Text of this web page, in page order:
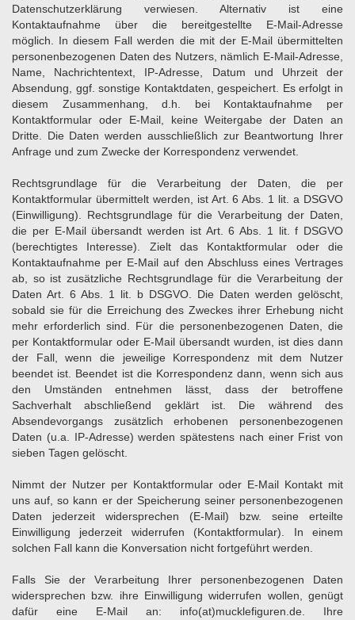
Datenschutzerklärung verwiesen. Alternativ ist eine
Kontaktaufnahme über die bereitgestellte E-Mail-Adresse
möglich. In diesem Fall werden die mit der E-Mail übermittelten
personenbezogenen Daten des Nutzers, nämlich E-Mail-Adresse,
Name, Nachrichtentext, IP-Adresse, Datum und Uhrzeit der
Absendung, ggf. sonstige Kontaktdaten, gespeichert. Es erfolgt in
diesem Zusammenhang, d.h. bei Kontaktaufnahme per
Kontaktformular oder E-Mail, keine Weitergabe der Daten an
Dritte. Die Daten werden ausschließlich zur Beantwortung Ihrer
Anfrage und zum Zwecke der Korrespondenz verwendet.
Rechtsgrundlage für die Verarbeitung der Daten, die per
Kontaktformular übermittelt werden, ist Art. 6 Abs. 1 lit. a DSGVO
(Einwilligung). Rechtsgrundlage für die Verarbeitung der Daten,
die per E-Mail übersandt werden ist Art. 6 Abs. 1 lit. f DSGVO
(berechtigtes Interesse). Zielt das Kontaktformular oder die
Kontaktaufnahme per E-Mail auf den Abschluss eines Vertrages
ab, so ist zusätzliche Rechtsgrundlage für die Verarbeitung der
Daten Art. 6 Abs. 1 lit. b DSGVO. Die Daten werden gelöscht,
sobald sie für die Erreichung des Zweckes ihrer Erhebung nicht
mehr erforderlich sind. Für die personenbezogenen Daten, die
per Kontaktformular oder E-Mail übersandt wurden, ist dies dann
der Fall, wenn die jeweilige Korrespondenz mit dem Nutzer
beendet ist. Beendet ist die Korrespondenz dann, wenn sich aus
den Umständen entnehmen lässt, dass der betroffene
Sachverhalt abschließend geklärt ist. Die während des
Absendevorgangs zusätzlich erhobenen personenbezogenen
Daten (u.a. IP-Adresse) werden spätestens nach einer Frist von
sieben Tagen gelöscht.
Nimmt der Nutzer per Kontaktformular oder E-Mail Kontakt mit
uns auf, so kann er der Speicherung seiner personenbezogenen
Daten jederzeit widersprechen (E-Mail) bzw. seine erteilte
Einwilligung jederzeit widerrufen (Kontaktformular). In einem
solchen Fall kann die Konversation nicht fortgeführt werden.
Falls Sie der Verarbeitung Ihrer personenbezogenen Daten
widersprechen bzw. ihre Einwilligung widerrufen wollen, genügt
dafür eine E-Mail an: info(at)mucklefiguren.de . Ihre